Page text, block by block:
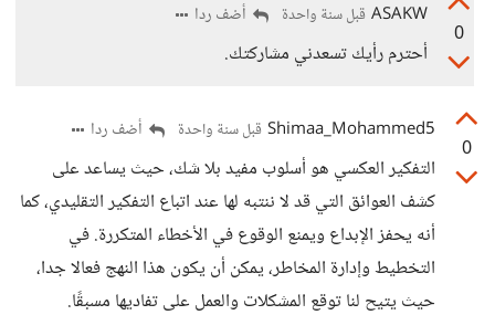
0
ASAKW قبل سنة واحدة أضف ردا
أحترم رأيك تسعدني مشاركتك.
0
Shimaa_Mohammed5 قبل سنة واحدة أضف ردا
التفكير العكسي هو أسلوب مفيد بلا شك، حيث يساعد على
كشف العوائق التي قد لا ننتبه لها عند اتباع التفكير التقليدي، كما
أنه يحفز الإبداع ويمنع الوقوع في الأخطاء المتكررة. في
التخطيط وإدارة المخاطر، يمكن أن يكون هذا النهج فعالا جدا،
حيث يتيح لنا توقع المشكلات والعمل على تفاديها مسبقًا.